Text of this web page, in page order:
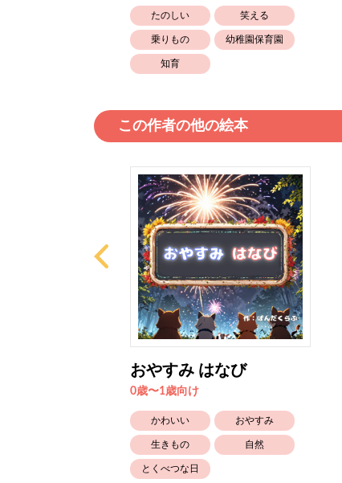
たのしい 笑える
乗りもの 幼稚園保育園
知育
この作者の他の絵本
おやすみ はなび
0歳〜1歳向け
かわいい おやすみ
生きもの 自然
とくべつな日